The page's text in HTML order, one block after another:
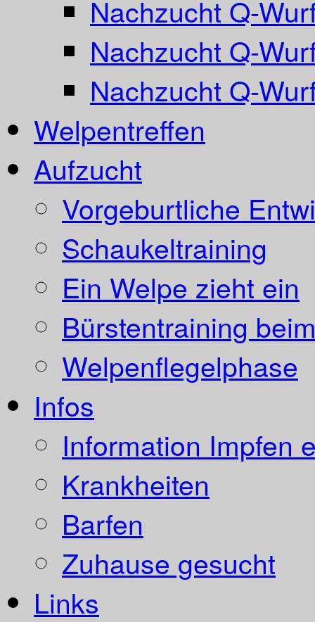
Nachzucht Q-
Nachzucht Q-
Nachzucht Q-
Welpentreffen
Aufzucht
Vorgeburtliche
Schaukeltraining
Ein Welpe zieht ein
Bürstentraining
Welpenflegelphase
Infos
Information Impfen
Krankheiten
Barfen
Zuhause gesucht
Links